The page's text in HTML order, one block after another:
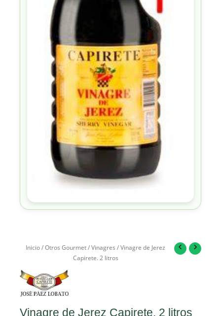
Inicio/Otros Gourmet/Vinagres / Vinagre de Jerez
Capirete. 2 litros
Vinagre de Jerez Capirete. 2 litros